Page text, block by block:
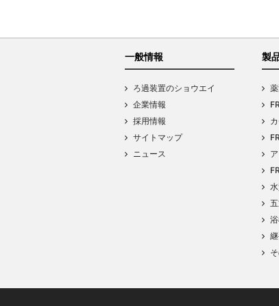
一般情報
ろ過装置のショウエイ
企業情報
採用情報
サイトマップ
ニュース
製